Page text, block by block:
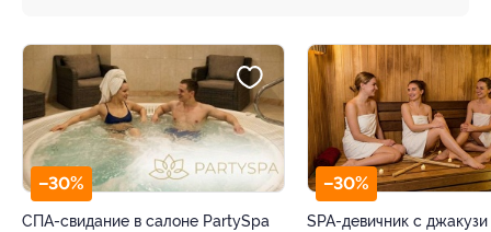
–30%
СПА-свидание в салоне PartySpa
–30%
SPA-девичник с